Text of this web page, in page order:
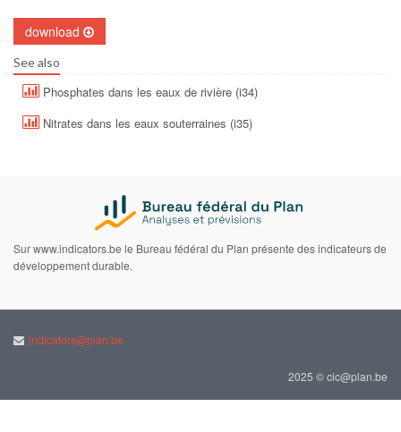
download
See also
Phosphates dans les eaux de rivière (i34)
Nitrates dans les eaux souterraines (i35)
Sur www.indicators.be le Bureau fédéral du Plan présente des indicateurs de
développement durable.
indicators@plan.be
2025 © cic@plan.be